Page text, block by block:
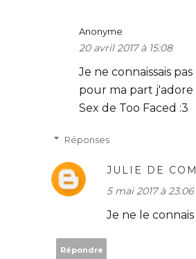
Anonyme
20 avril 2017 à 15:08
Je ne connaissais pas
pour ma part
Sex de Too Faced :3
Réponses
JULIE DE
5 mai 2017 à 23:06
Je ne le connais
Répondre